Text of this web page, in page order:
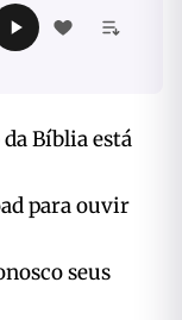
Bíblia está
para ouvir
seus